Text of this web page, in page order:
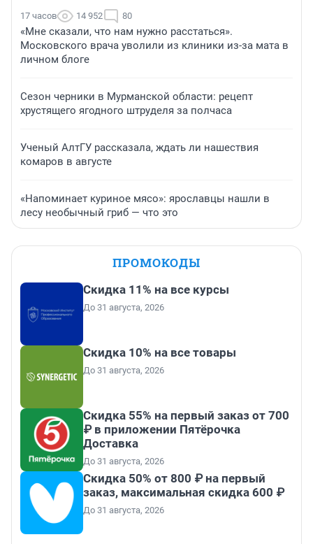
17 часов 14 952 80
«Мне сказали, что нам нужно расстаться».
Московского врача уволили из клиники из-за мата в
личном блоге
Сезон черники в Мурманской области: рецепт
хрустящего ягодного штруделя за полчаса
Ученый АлтГУ рассказала, ждать ли нашествия
комаров в августе
«Напоминает куриное мясо»: ярославцы нашли в
лесу необычный гриб — что это
ПРОМОКОДЫ
Скидка 11% на все курсы
До 31 августа, 2026
Скидка 10% на все товары
До 31 августа, 2026
Скидка 55% на первый заказ от 700
₽ в приложении Пятёрочка
Доставка
До 31 августа, 2026
Скидка 50% от 800 ₽ на первый
заказ, максимальная скидка 600 ₽
До 31 августа, 2026